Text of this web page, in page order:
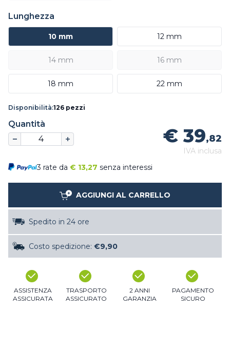
Lunghezza
10 mm 12 mm
14 mm 16 mm
18 mm 22 mm
Disponibilità:126 pezzi
Quantità
€ 39,82
IVA inclusa
3 rate da € 13,27 senza interessi
AGGIUNGI AL CARRELLO
Spedito in 24 ore
Costo spedizione: €9,90
ASSISTENZA
ASSICURATA
TRASPORTO
ASSICURATO
2 ANNI
GARANZIA
PAGAMENTO
SICURO